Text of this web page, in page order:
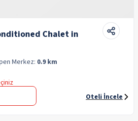
Chalet in
Merkez: 0.9 km
Oteli İncele